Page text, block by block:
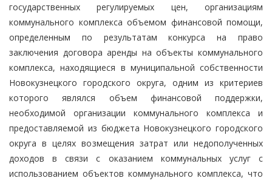
государственных регулируемых цен, организациям
коммунального комплекса объемом финансовой помощи,
определенным по результатам конкурса на право
заключения договора аренды на объекты коммунального
комплекса, находящиеся в муниципальной собственности
Новокузнецкого городского округа, одним из критериев
которого являлся объем финансовой поддержки,
необходимой организации коммунального комплекса и
предоставляемой из бюджета Новокузнецкого городского
округа в целях возмещения затрат или недополученных
доходов в связи с оказанием коммунальных услуг с
использованием объектов коммунального комплекса, что